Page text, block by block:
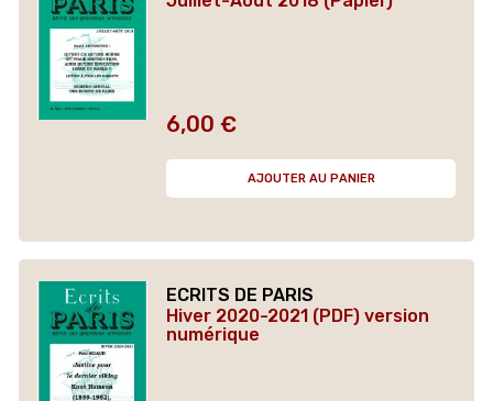
Prix
6,00 €
AJOUTER AU PANIER
ECRITS DE PARIS
Hiver 2020-2021 (PDF) version
numérique